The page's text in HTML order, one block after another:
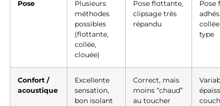
Pose
Plusieurs
méthodes
possibles
(flottante,
collée,
clouée)
Pose flottante,
clipsage très
répandu
Pose
type
Confort /
acoustique
Excellente
sensation,
bon isolant
Correct, mais
moins “chaud”
au toucher